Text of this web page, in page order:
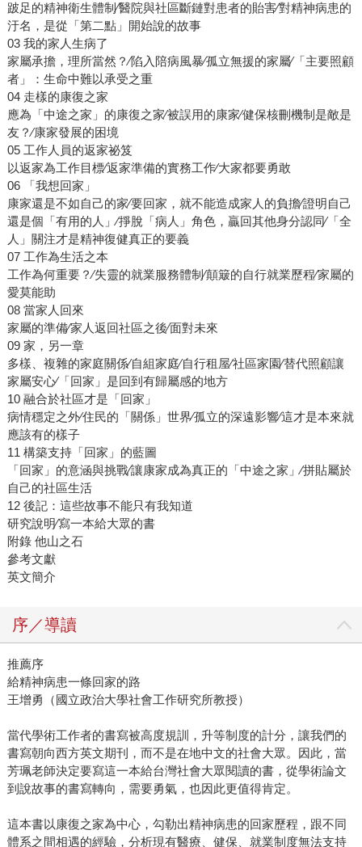
跛足的精神衛生體制∕醫院與社區斷鏈對患者的貽害∕對精神病患的
汙名，是從「第二點」開始說的故事
03 我的家人生病了
家屬承擔，理所當然？∕陷入陪病風暴∕孤立無援的家屬∕「主要照顧
者」：生命中難以承受之重
04 走樣的康復之家
應為「中途之家」的康復之家∕被誤用的康家∕健保核刪機制是敵是
友？∕康家發展的困境
05 工作人員的返家祕笈
以返家為工作目標∕返家準備的實務工作∕大家都要勇敢
06 「我想回家」
康家還是不如自己的家∕要回家，就不能造成家人的負擔∕證明自己
還是個「有用的人」∕掙脫「病人」角色，贏回其他身分認同∕「全
人」關注才是精神復健真正的要義
07 工作為生活之本
工作為何重要？∕失靈的就業服務體制∕顛簸的自行就業歷程∕家屬的
愛莫能助
08 當家人回來
家屬的準備∕家人返回社區之後∕面對未來
09 家，另一章
多樣、複雜的家庭關係∕自組家庭∕自行租屋∕社區家園∕替代照顧讓
家屬安心∕「回家」是回到有歸屬感的地方
10 融合於社區才是「回家」
病情穩定之外∕住民的「關係」世界∕孤立的深遠影響∕這才是本來就
應該有的樣子
11 構築支持「回家」的藍圖
「回家」的意涵與挑戰∕讓康家成為真正的「中途之家」∕拼貼屬於
自己的社區生活
12 後記：這些故事不能只有我知道
研究說明∕寫一本給大眾的書
附錄 他山之石
參考文獻
英文簡介
序／導讀
推薦序
給精神病患一條回家的路
王增勇（國立政治大學社會工作研究所教授）
當代學術工作者的書寫被高度規訓，升等制度的計分，讓我們的
書寫朝向西方英文期刊，而不是在地中文的社會大眾。因此，當
芳珮老師決定要寫這一本給台灣社會大眾閱讀的書，從學術論文
到說故事的書寫轉向，需要勇氣，也因此更值得肯定。
這本書以康復之家為中心，勾勒出精神病患的回家歷程，跟不同
體系之間相遇的經驗，分析現有醫療、健保、就業制度無法支持